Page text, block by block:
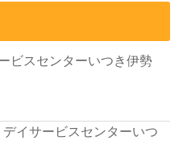
ビスセンターいつき伊勢
イサービスセンターいつ